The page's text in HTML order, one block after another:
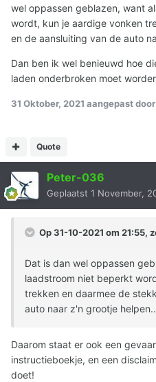
wel oppassen geblazen, want
wordt, kun je aardige vonken
en de aansluiting van de auto
Dan ben ik wel benieuwd hoe
laden onderbroken moet
31 Oktober, 2021 aangepast
Quote
Peter-036
Geplaatst 1 November,
Op 31-10-2021 om 21:55,
Dat is dan wel oppassen
laadstroom niet beperkt
trekken en daarmee de
auto naar z'n grootje
Daarom staat er ook een
instructieboekje, en een
doet!